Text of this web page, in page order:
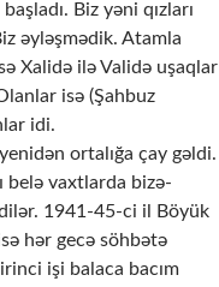
Biz yəni qızları
əyləşmədik. Atamla
Xalidə ilə Validə uşaqlar
isə (Şahbuz
idi.
yenidən ortalığa çay gəldi.
belə vaxtlarda bizə-
1941-45-ci il Böyük
hər gecə söhbətə
işi balaca bacım